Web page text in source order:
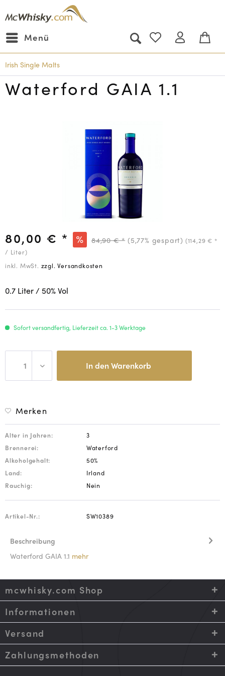
Menü
Irish Single Malts
Waterford GAIA 1.1
80,00 € * 84,90 € * (5,77% gespart) (114,29 € *
/ Liter)
inkl. MwSt. zzgl. Versandkosten
0.7 Liter/ 50% Vol
Sofort versandfertig, Lieferzeit ca. 1-3 Werktage
In denWarenkorb
Merken
Alter in Jahren:
3
Brennerei:
Waterford
Alkoholgehalt:
50%
Land:
Irland
Rauchig:
Nein
Artikel-Nr.: SW10389
Beschreibung
Waterford GAIA 1.1 mehr
mcwhisky.com Shop
Informationen
Versand
Zahlungsmethoden